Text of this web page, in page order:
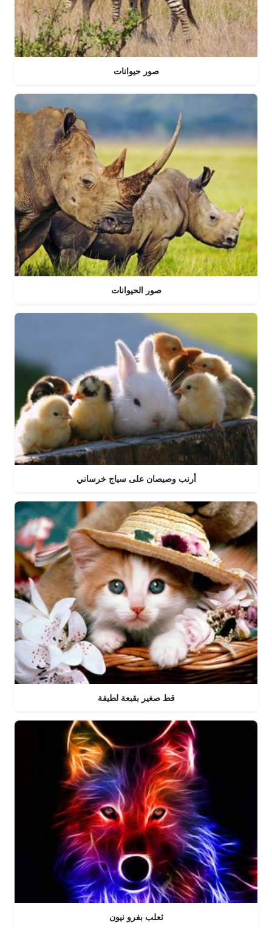
صور حيوانات
صور الحيوانات
أرنب وصيصان على سياج خرساني
قط صغير بقبعة لطيفة
ثعلب بفرو نيون